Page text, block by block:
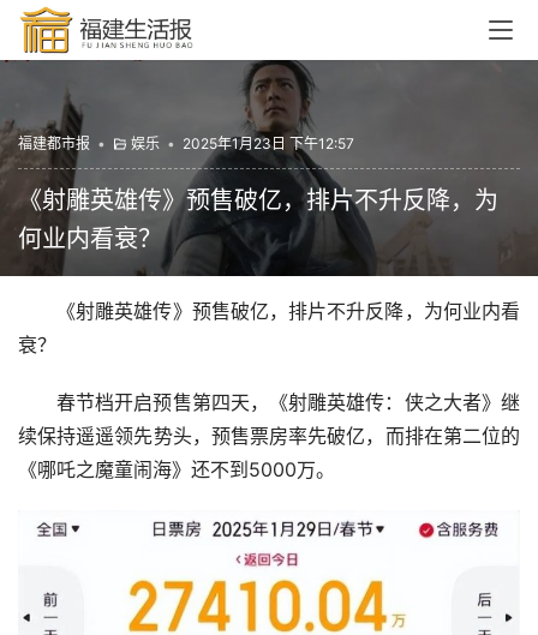
福建都市报 • 娱乐 • 2025年1月23日 下午12:57
《射雕英雄传》预售破亿，排片不升反降，为
何业内看衰？
《射雕英雄传》预售破亿，排片不升反降，为何业内看
衰？
春节档开启预售第四天，《射雕英雄传：侠之大者》继
续保持遥遥领先势头，预售票房率先破亿，而排在第二位的
《哪吒之魔童闹海》还不到5000万。